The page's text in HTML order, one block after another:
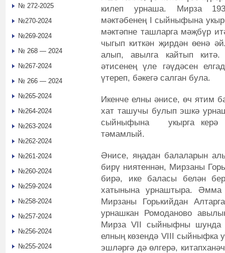
килеп урнаша. Мирза
мәктәбенең I сыйныфына
мәктәпне ташларга мәҗбүр
чыгып киткән җирдән өенә
алып, авылга кайтып
әтисенең үле гәүдәсен
үтереп, бәкегә салган була.
Икенче елны әнисе, өч ятим
хат ташучы булып эшкә
сыйныфына укырга керә
тәмамлый.
Әнисе, яңадан балаларын
бирү ниятеннән, Мирзаны
бирә, ике баласы белән
хатынына урнаштыра.
Мирзаны Горькийдан
урнашкан Ромоданово
Мирза VII сыйныфны шунда
елның көзендә VIII сыйныфка
эшләргә дә өлгерә,
№ 272-2025
№270-2024
№269-2024
№ 268 — 2024
№267-2024
№ 266 — 2024
№265-2024
№264-2024
№263-2024
№262-2024
№261-2024
№260-2024
№259-2024
№258-2024
№257-2024
№256-2024
№255-2024